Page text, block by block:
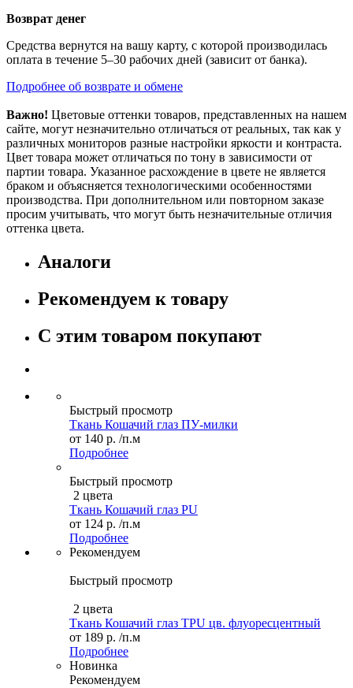
Возврат денег
Средства вернутся на вашу карту, с которой производилась
оплата в течение 5–30 рабочих дней (зависит от банка).
Подробнее об возврате и обмене
Важно! Цветовые оттенки товаров, представленных на нашем
сайте, могут незначительно отличаться от реальных, так как у
различных мониторов разные настройки яркости и контраста.
Цвет товара может отличаться по тону в зависимости от
партии товара. Указанное расхождение в цвете не является
браком и объясняется технологическими особенностями
производства. При дополнительном или повторном заказе
просим учитывать, что могут быть незначительные отличия
оттенка цвета.
Аналоги
Рекомендуем к товару
С этим товаром покупают
Быстрый просмотр
Ткань Кошачий глаз ПУ-милки
от 140 р. /п.м
Подробнее
Быстрый просмотр
2 цвета
Ткань Кошачий глаз PU
от 124 р. /п.м
Подробнее
Рекомендуем
Быстрый просмотр
2 цвета
Ткань Кошачий глаз TPU цв. флуоресцентный
от 189 р. /п.м
Подробнее
Новинка
Рекомендуем